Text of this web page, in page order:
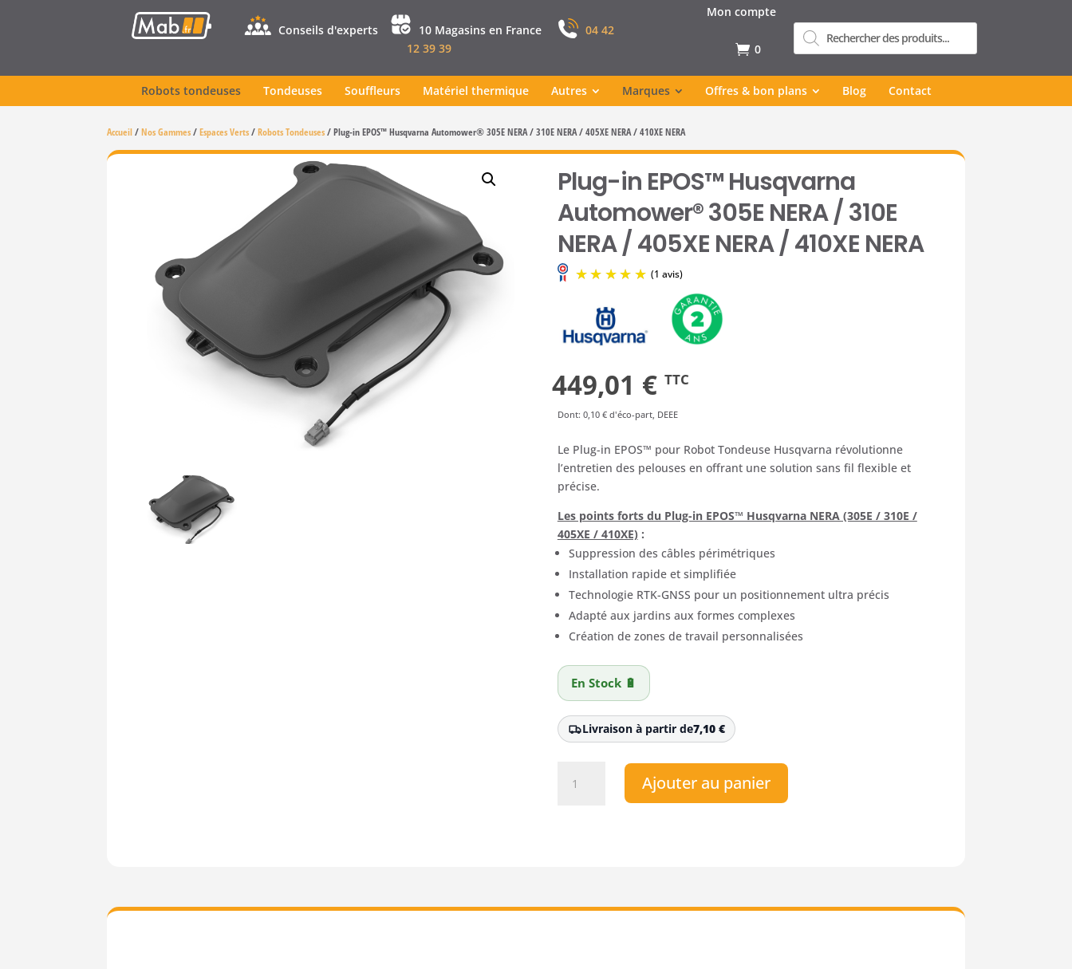
Conseils d'experts 10 Magasins en France
04 42
12 39 39
Mon compte
0
Recherche
de
produits
Robots tondeuses Tondeuses Souffleurs Matériel thermique Autres Marques Offres & bon plans Blog Contact
Accueil/Nos Gammes/Espaces Verts/Robots Tondeuses/Plug-in EPOS™ Husqvarna Automower® 305E NERA / 310E NERA / 405XE NERA / 410XE NERA
Plug-in EPOS™ Husqvarna
Automower® 305E NERA / 310E
NERA / 405XE NERA / 410XE NERA
449,01 € TTC
Dont: 0,10 € d'éco-part, DEEE
Le Plug-in EPOS™ pour Robot Tondeuse Husqvarna révolutionne
l’entretien des pelouses en offrant une solution sans fil flexible et
précise.
Les points forts du Plug-in EPOS™ Husqvarna NERA (305E / 310E /
405XE / 410XE) :
Suppression des câbles périmétriques
Installation rapide et simplifiée
Technologie RTK-GNSS pour un positionnement ultra précis
Adapté aux jardins aux formes complexes
Création de zones de travail personnalisées
En Stock 🔋
Livraison à partir de7,10 €
Ajouter au panier